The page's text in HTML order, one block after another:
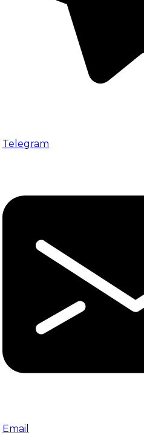
Telegram
Email